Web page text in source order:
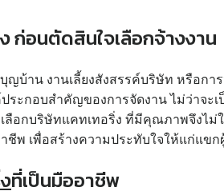
ก่อนตัดสินใจเลือกจ้างงาน
บุญบ้าน งานเลี้ยงสังสรรค์บริษัท หรื
ระกอบสำคัญของการจัดงาน ไม่ว่าจะ
ลือกบริษัทแคทเทอริ่ง ที่มีคุณภาพจึง
พ เพื่อสร้างความประทับใจให้แก่แข
ที่เป็นมืออาชีพ